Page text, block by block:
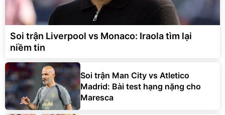
Soi trận Liverpool vs Monaco: Iraola tìm lại
niềm tin
Soi trận Man City vs Atletico
Madrid: Bài test hạng nặng cho
Maresca